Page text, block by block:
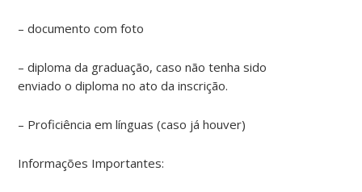
– documento com foto
– diploma da graduação, caso não tenha sido
enviado o diploma no ato da inscrição.
– Proficiência em línguas (caso já houver)
Informações Importantes: